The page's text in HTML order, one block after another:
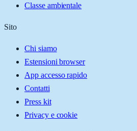
Classe ambientale
Sito
Chi siamo
Estensioni browser
App accesso rapido
Contatti
Press kit
Privacy e cookie